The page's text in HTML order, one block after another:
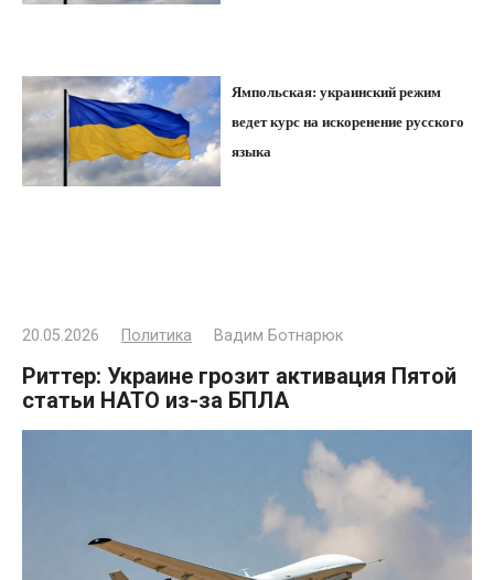
Ямпольская: украинский режим
ведет курс на искоренение русского
языка
20.05.2026 Политика Вадим Ботнарюк
Риттер: Украине грозит активация Пятой
статьи НАТО из-за БПЛА